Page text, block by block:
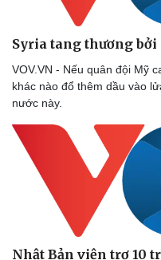
Syria tang thương
VOV.VN - Nếu quân đội Mỹ
khác nào đổ thêm dầu vào
nước này.
Nhật Bản viện trợ 10